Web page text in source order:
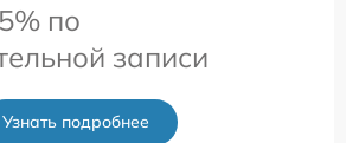
по
записи
Узнать подробнее